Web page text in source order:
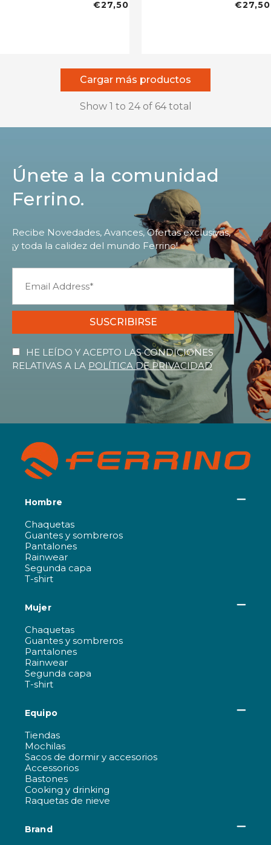
€27,50 €27,50
Cargar más productos
Show 1 to 24of 64total
Únete a la comunidad
Ferrino.
Recibe Novedades, Avances, Ofertas exclusivas,
¡y toda la calidez del mundo Ferrino!
SUSCRIBIRSE
HE LEÍDO Y ACEPTO LAS CONDICIONES
RELATIVAS A LA POLÍTICA DE PRIVACIDAD
Hombre
Chaquetas
Guantes y sombreros
Pantalones
Rainwear
Segunda capa
T-shirt
Mujer
Chaquetas
Guantes y sombreros
Pantalones
Rainwear
Segunda capa
T-shirt
Equipo
Tiendas
Mochilas
Sacos de dormir y accesorios
Accessorios
Bastones
Cooking y drinking
Raquetas de nieve
Brand